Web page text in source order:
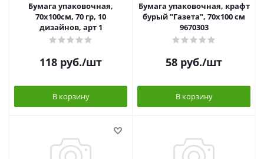
Бумага упаковочная,
70х100см, 70 гр, 10
дизайнов, арт 1
118 руб./шт
В корзину
Бумага упаковочная, крафт
бурый "Газета", 70х100 см
9670303
58 руб./шт
В корзину